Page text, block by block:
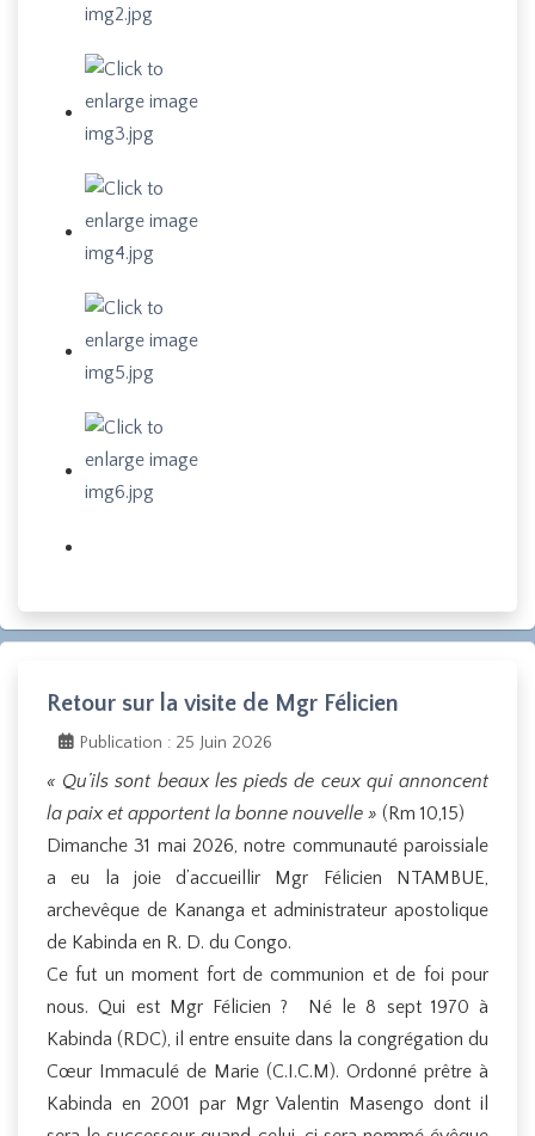
Retour sur la visite de Mgr Félicien
Publication : 25 Juin 2026
« Qu’ils sont beaux les pieds de ceux qui annoncent
la paix et apportent la bonne nouvelle » (Rm 10,15)
Dimanche 31 mai 2026, notre communauté paroissiale
a eu la joie d’accueillir Mgr Félicien NTAMBUE,
archevêque de Kananga et administrateur apostolique
de Kabinda en R. D. du Congo.
Ce fut un moment fort de communion et de foi pour
nous. Qui est Mgr Félicien ? Né le 8 sept 1970 à
Kabinda (RDC), il entre ensuite dans la congrégation du
Cœur Immaculé de Marie (C.I.C.M). Ordonné prêtre à
Kabinda en 2001 par Mgr Valentin Masengo dont il